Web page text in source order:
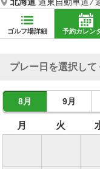
北海道 道東自動車道 ⁄
ゴルフ場詳細 予約カレン
プレー日を選択して
8月 9月
月 火